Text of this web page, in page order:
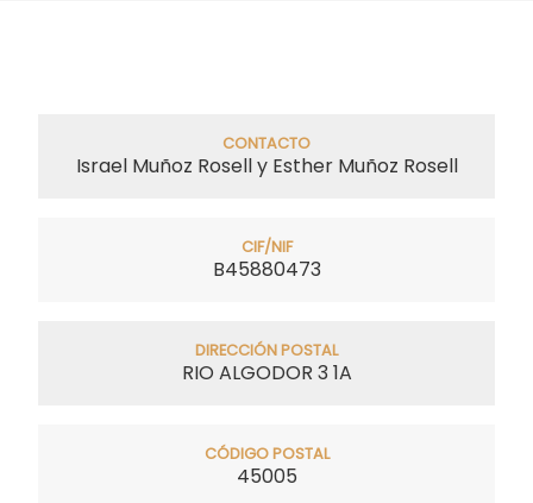
CONTACTO
Israel Muñoz Rosell y Esther Muñoz Rosell
CIF/NIF
B45880473
DIRECCIÓN POSTAL
RIO ALGODOR 3 1A
CÓDIGO POSTAL
45005